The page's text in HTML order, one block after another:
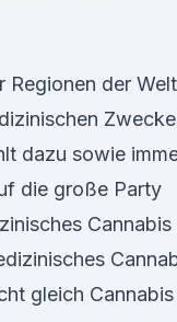
Regionen der Welt
dazu sowie
die große Party
Cannabis
gleich Cannabis